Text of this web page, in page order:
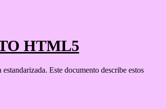
HTML5
Este documento describe estos